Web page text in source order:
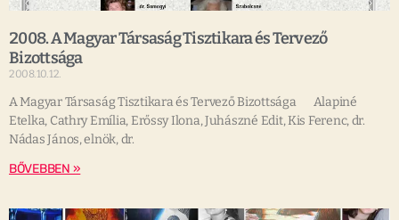
2008. A Magyar Társaság Tisztikara és Tervező
Bizottsága
2008.10.12.
A Magyar Társaság Tisztikara és Tervező Bizottsága Alapiné
Etelka, Cathry Emília, Erőssy Ilona, Juhászné Edit, Kis Ferenc, dr.
Nádas János, elnök, dr.
BŐVEBBEN »